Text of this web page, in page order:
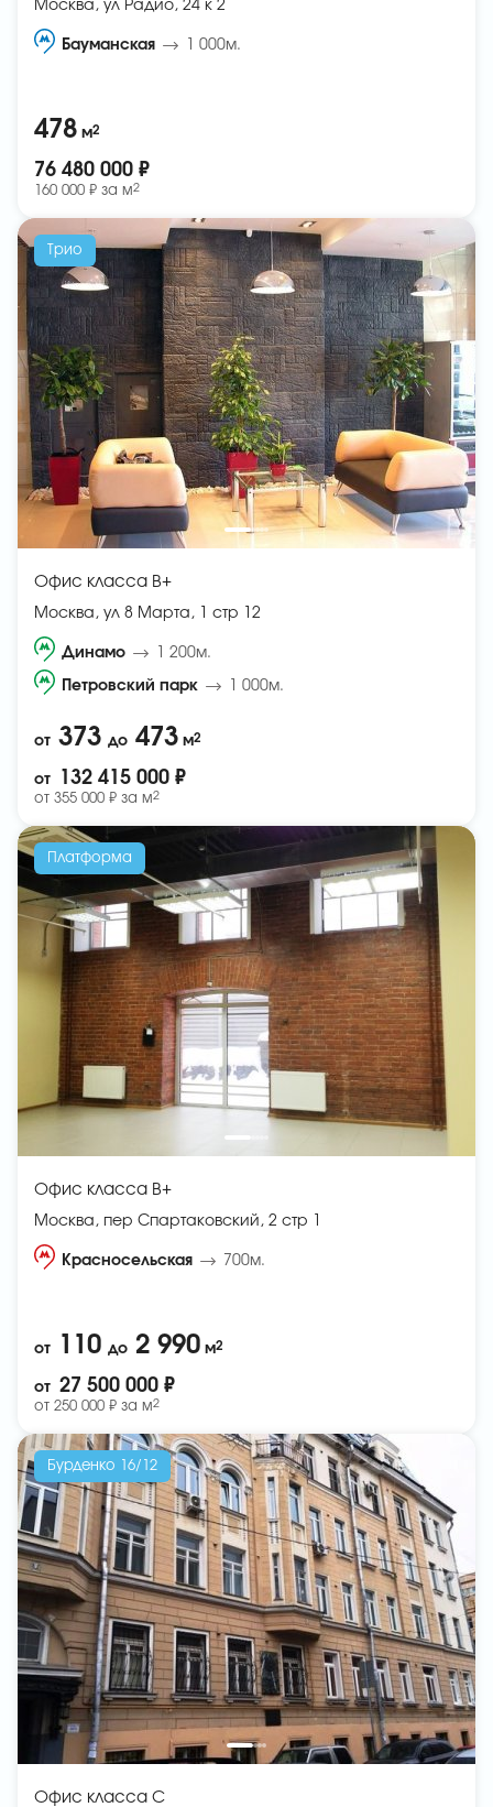
Москва, ул Радио, 24 к 2
Бауманская 1 000м.
478 м2
76 480 000 ₽
160 000 ₽ за м2
Трио
Офис класса B+
Москва, ул 8 Марта, 1 стр 12
Динамо 1 200м.
Петровский парк 1 000м.
от 373 до 473 м2
от 132 415 000 ₽
от 355 000 ₽ за м2
Платформа
Офис класса B+
Москва, пер Спартаковский, 2 стр 1
Красносельская 700м.
от 110 до 2 990 м2
от 27 500 000 ₽
от 250 000 ₽ за м2
Бурденко 16/12
Офис класса C